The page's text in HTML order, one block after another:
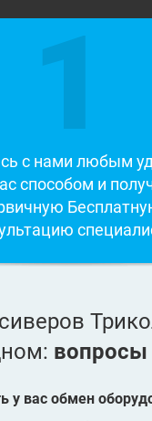
1
с нами любым
способом и
вопросы
у вас обмен